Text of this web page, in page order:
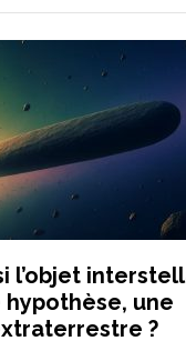
l’objet
une
?